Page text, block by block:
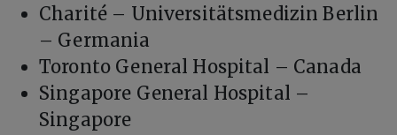
Charité – Universitätsmedizin Berlin
– Germania
Toronto General Hospital – Canada
Singapore General Hospital –
Singapore